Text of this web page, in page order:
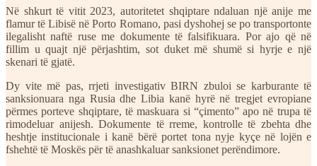
Në shkurt të vitit 2023, autoritetet shqiptare ndaluan një anije me
flamur të Libisë në Porto Romano, pasi dyshohej se po transportonte
ilegalisht naftë ruse me dokumente të falsifikuara. Por ajo që në
fillim u quajt një përjashtim, sot duket më shumë si hyrje e një
skenari të gjatë.
Dy vite më pas, rrjeti investigativ BIRN zbuloi se karburante të
sanksionuara nga Rusia dhe Libia kanë hyrë në tregjet evropiane
përmes porteve shqiptare, të maskuara si “çimento” apo në trupa të
rimodeluar anijesh. Dokumente të rreme, kontrolle të zbehta dhe
heshtje institucionale i kanë bërë portet tona nyje kyçe në lojën e
fshehtë të Moskës për të anashkaluar sanksionet perëndimore.